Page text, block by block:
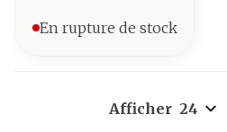
En rupture de stock
Afficher